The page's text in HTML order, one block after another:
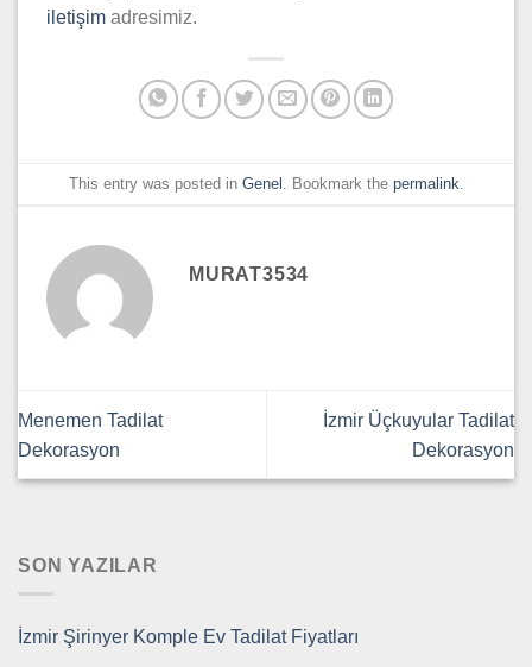
iletişim adresimiz.
This entry was posted in Genel . Bookmark the permalink
MURAT3534
Menemen Tadilat
Dekorasyon
İzmir Üçkuyular Tadilat
Dekorasyon
SON YAZILAR
İzmir Şirinyer Komple Ev Tadilat Fiyatları